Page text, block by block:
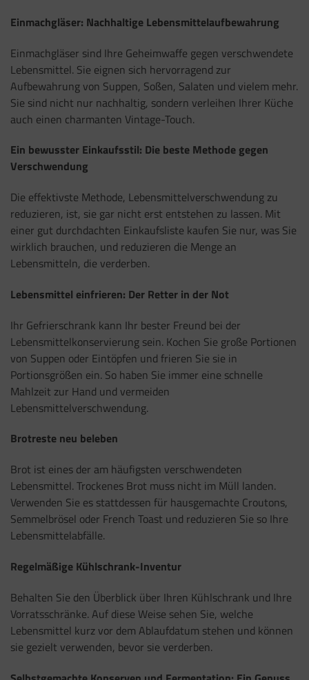
Einmachgläser: Nachhaltige Lebensmittelaufbewahrung
Einmachgläser sind Ihre Geheimwaffe gegen verschwendete
Lebensmittel. Sie eignen sich hervorragend zur
Aufbewahrung von Suppen, Soßen, Salaten und vielem mehr.
Sie sind nicht nur nachhaltig, sondern verleihen Ihrer Küche
auch einen charmanten Vintage-Touch.
Ein bewusster Einkaufsstil: Die beste Methode gegen
Verschwendung
Die effektivste Methode, Lebensmittelverschwendung zu
reduzieren, ist, sie gar nicht erst entstehen zu lassen. Mit
einer gut durchdachten Einkaufsliste kaufen Sie nur, was Sie
wirklich brauchen, und reduzieren die Menge an
Lebensmitteln, die verderben.
Lebensmittel einfrieren: Der Retter in der Not
Ihr Gefrierschrank kann Ihr bester Freund bei der
Lebensmittelkonservierung sein. Kochen Sie große Portionen
von Suppen oder Eintöpfen und frieren Sie sie in
Portionsgrößen ein. So haben Sie immer eine schnelle
Mahlzeit zur Hand und vermeiden
Lebensmittelverschwendung.
Brotreste neu beleben
Brot ist eines der am häufigsten verschwendeten
Lebensmittel. Trockenes Brot muss nicht im Müll landen.
Verwenden Sie es stattdessen für hausgemachte Croutons,
Semmelbrösel oder French Toast und reduzieren Sie so Ihre
Lebensmittelabfälle.
Regelmäßige Kühlschrank-Inventur
Behalten Sie den Überblick über Ihren Kühlschrank und Ihre
Vorratsschränke. Auf diese Weise sehen Sie, welche
Lebensmittel kurz vor dem Ablaufdatum stehen und können
sie gezielt verwenden, bevor sie verderben.